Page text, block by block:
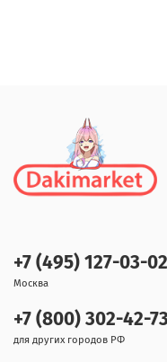
+7 (495) 127-03-02
Москва
+7 (800) 302-42-73
для других городов РФ